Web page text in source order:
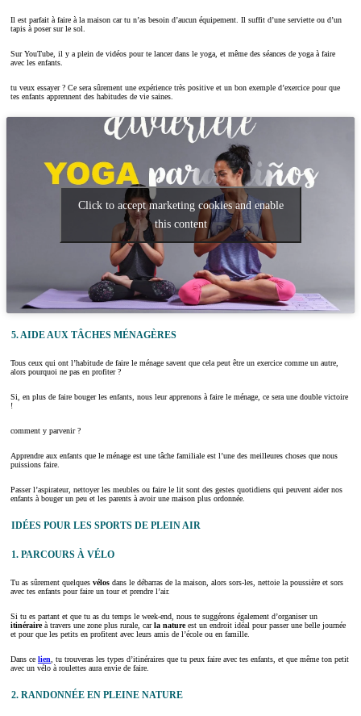
Il est parfait à faire à la maison car tu n’as besoin d’aucun équipement. Il suffit d’une serviette ou d’un
tapis à poser sur le sol.
Sur YouTube, il y a plein de vidéos pour te lancer dans le yoga, et même des séances de yoga à faire
avec les enfants.
tu veux essayer ? Ce sera sûrement une expérience très positive et un bon exemple d’exercice pour que
tes enfants apprennent des habitudes de vie saines.
Click to accept marketing cookies and enable
this content
5. AIDE AUX TÂCHES MÉNAGÈRES
Tous ceux qui ont l’habitude de faire le ménage savent que cela peut être un exercice comme un autre,
alors pourquoi ne pas en profiter ?
Si, en plus de faire bouger les enfants, nous leur apprenons à faire le ménage, ce sera une double victoire
!
comment y parvenir ?
Apprendre aux enfants que le ménage est une tâche familiale est l’une des meilleures choses que nous
puissions faire.
Passer l’aspirateur, nettoyer les meubles ou faire le lit sont des gestes quotidiens qui peuvent aider nos
enfants à bouger un peu et les parents à avoir une maison plus ordonnée.
IDÉES POUR LES SPORTS DE PLEIN AIR
1. PARCOURS À VÉLO
Tu as sûrement quelques vélos dans le débarras de la maison, alors sors-les, nettoie la poussière et sors
avec tes enfants pour faire un tour et prendre l’air.
Si tu es partant et que tu as du temps le week-end, nous te suggérons également d’organiser un
itinéraireà travers une zone plus rurale, carla natureest un endroit idéal pour passer une belle journée
et pour que les petits en profitent avec leurs amis de l’école ou en famille.
Dans ce lien , tu trouveras les types d’itinéraires que tu peux faire avec tes enfants, et que même ton petit
avec un vélo à roulettes aura envie de faire.
2. RANDONNÉE EN PLEINE NATURE